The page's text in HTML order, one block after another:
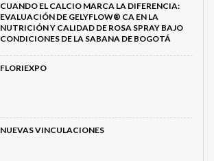
CUANDO EL CALCIO MARCA LA DIFERENCIA:
EVALUACIÓN DE GELYFLOW® CA EN LA
NUTRICIÓN Y CALIDAD DE ROSA SPRAY BAJO
CONDICIONES DE LA SABANA DE BOGOTÁ
FLORIEXPO
NUEVAS VINCULACIONES